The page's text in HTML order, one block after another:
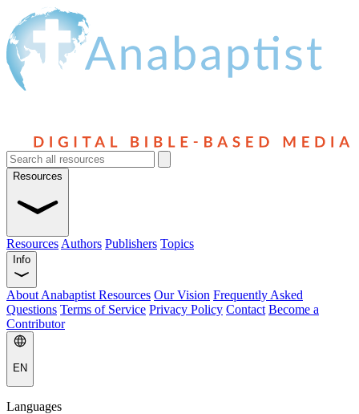
Resources
Resources Authors Publishers Topics
Info
About Anabaptist Resources Our Vision Frequently Asked
Questions Terms of Service Privacy Policy Contact Become a
Contributor
EN
Languages